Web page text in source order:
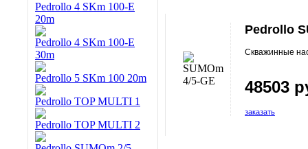
Pedrollo 4 SKm 100-E
20m
Pedrollo 4 SKm 100-E
30m
Pedrollo 5 SKm 100 20m
Pedrollo TOP MULTI 1
Pedrollo TOP MULTI 2
Pedrollo
Скважинные
48503
заказать